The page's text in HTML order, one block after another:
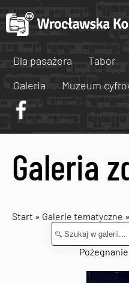
Dla pasażera Tabor
Galeria
Muzeum
Galeria
Start » Galerie tematyczne